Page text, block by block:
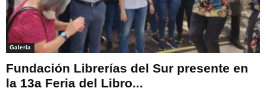
Galeria
Fundación Librerías del Sur presente en
la 13a Feria del Libro...